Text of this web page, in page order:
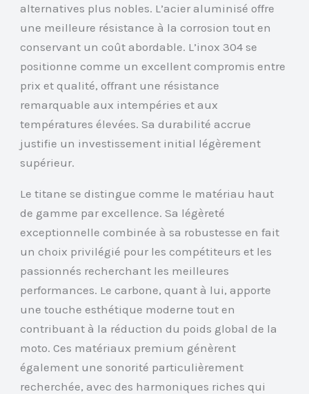
alternatives plus nobles. L’acier aluminisé offre
une meilleure résistance à la corrosion tout en
conservant un coût abordable. L’inox 304 se
positionne comme un excellent compromis entre
prix et qualité, offrant une résistance
remarquable aux intempéries et aux
températures élevées. Sa durabilité accrue
justifie un investissement initial légèrement
supérieur.
Le titane se distingue comme le matériau haut
de gamme par excellence. Sa légèreté
exceptionnelle combinée à sa robustesse en fait
un choix privilégié pour les compétiteurs et les
passionnés recherchant les meilleures
performances. Le carbone, quant à lui, apporte
une touche esthétique moderne tout en
contribuant à la réduction du poids global de la
moto. Ces matériaux premium génèrent
également une sonorité particulièrement
recherchée, avec des harmoniques riches qui